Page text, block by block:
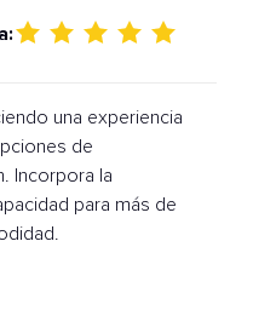
una experiencia
de
Incorpora la
para más de